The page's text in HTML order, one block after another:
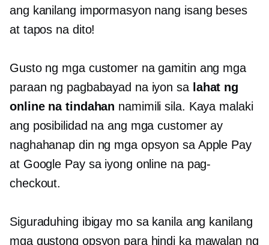
ang kanilang impormasyon nang isang beses
at tapos na dito!
Gusto ng mga customer na gamitin ang mga
paraan ng pagbabayad na iyon sa lahat ng
online na tindahan namimili sila. Kaya malaki
ang posibilidad na ang mga customer ay
naghahanap din ng mga opsyon sa Apple Pay
at Google Pay sa iyong online na pag-
checkout.
Siguraduhing ibigay mo sa kanila ang kanilang
mga gustong opsyon para hindi ka mawalan ng